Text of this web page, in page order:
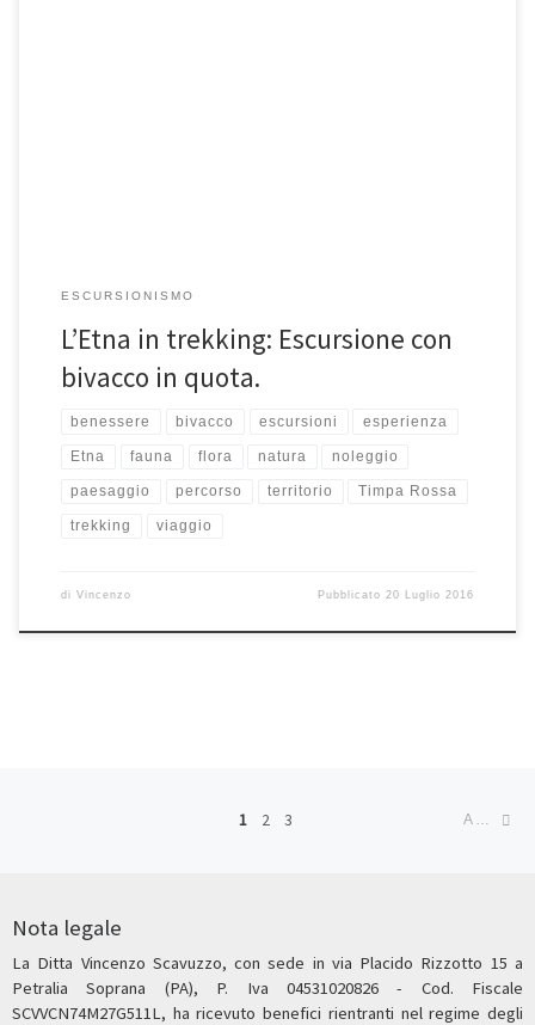
ESCURSIONISMO
L’Etna in trekking: Escursione con
bivacco in quota.
benessere bivacco escursioni esperienza
Etna fauna flora natura noleggio
paesaggio percorso territorio Timpa Rossa
trekking viaggio
di Vincenzo Pubblicato 20 Luglio 2016
1 2 3 ARTICOLI MENO RECENTI
Nota legale
La Ditta Vincenzo Scavuzzo, con sede in via Placido Rizzotto 15 a
Petralia Soprana (PA), P. Iva 04531020826 - Cod. Fiscale
SCVVCN74M27G511L, ha ricevuto benefici rientranti nel regime degli